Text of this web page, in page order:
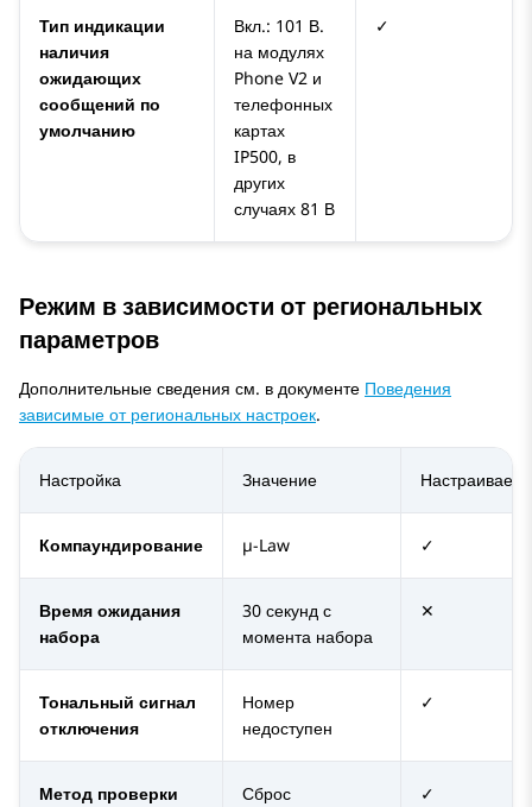
Тип индикации
наличия
ожидающих
сообщений по
умолчанию
Вкл.: 101 В.
на модулях
Phone V2 и
телефонных
картах
IP500, в
других
случаях 81 В
✓
Режим в зависимости от региональных
параметров
Дополнительные сведения см. в документе Поведения
зависимые от региональных настроек.
Настройка Значение
Компаундирование µ-Law ✓
Время ожидания
набора
30 секунд с
момента набора
✕
Тональный сигнал
отключения
Номер
недоступен
✓
Метод проверки
Сброс
✓